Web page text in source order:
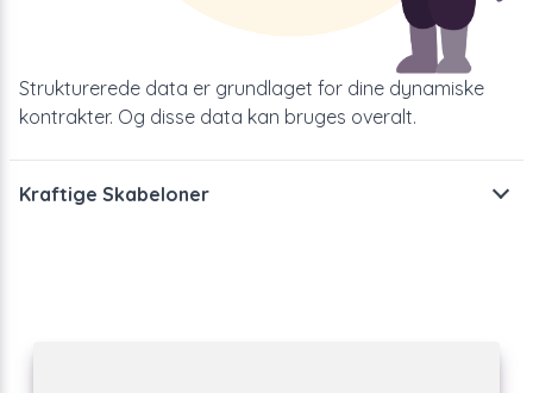
Strukturerede data er grundlaget for dine dynamiske
kontrakter. Og disse data kan bruges overalt.
Kraftige Skabeloner